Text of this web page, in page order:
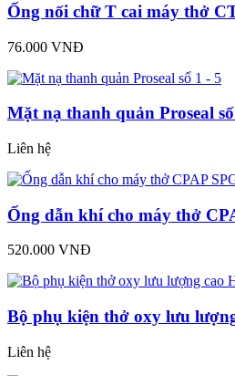
Ống nối chữ T cai máy thở
76.000 VNĐ
Mặt nạ thanh quản Proseal
Liên hệ
Ống dẫn khí cho máy thở
520.000 VNĐ
Bộ phụ kiện thở oxy lưu
Liên hệ